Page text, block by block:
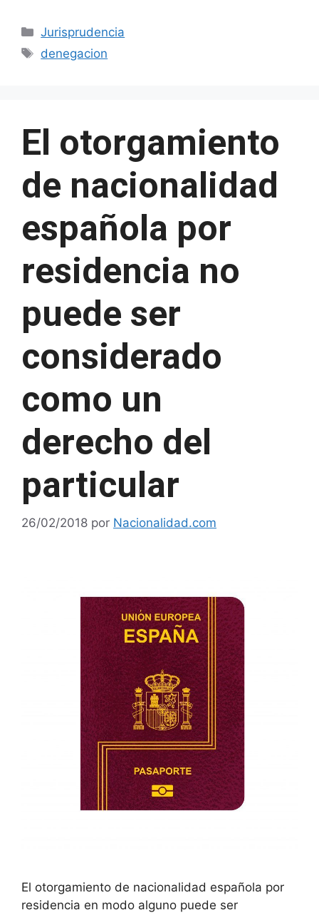
Categorías
Jurisprudencia
Etiquetas
denegacion
El otorgamiento
de nacionalidad
española por
residencia no
puede ser
considerado
como un
derecho del
particular
26/02/2018 por Nacionalidad.com
El otorgamiento de nacionalidad española por
residencia en modo alguno puede ser